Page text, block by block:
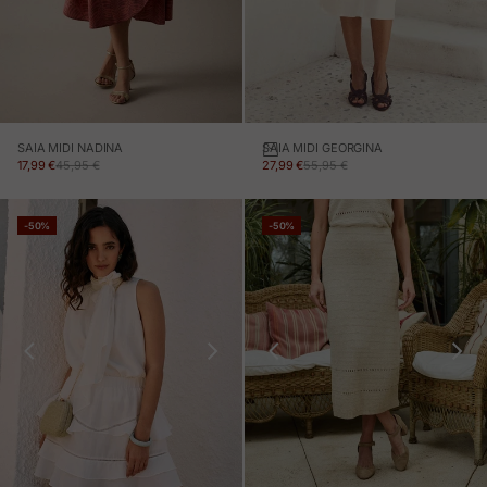
SAIA MIDI NADINA
PREÇO EM PROMOÇÃO
17,99 €PREÇO NORMAL
45,95 €
SAIA MIDI GEORGINA
PREÇO EM PROMOÇÃO
27,99 €PREÇO NORMAL
55,95 €
-50% -50%